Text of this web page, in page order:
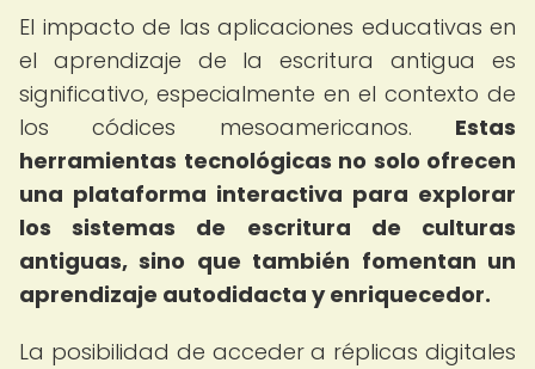
El impacto de las aplicaciones educativas en
el aprendizaje de la escritura antigua es
significativo, especialmente en el contexto de
los códices mesoamericanos. Estas
herramientas tecnológicas no solo ofrecen
una plataforma interactiva para explorar
los sistemas de escritura de culturas
antiguas, sino que también fomentan un
aprendizaje autodidacta y enriquecedor.
La posibilidad de acceder a réplicas digitales